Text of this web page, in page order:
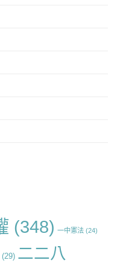
(348) 一中憲法 (24)
(29) 二二八